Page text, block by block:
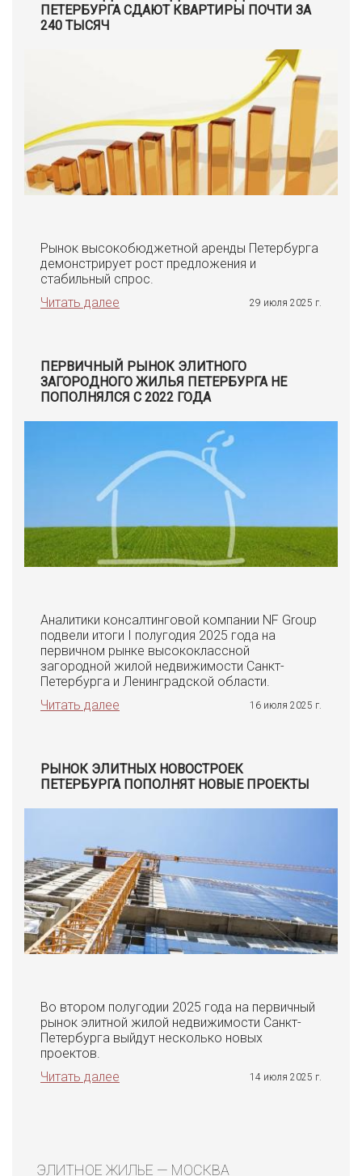
ПЕТЕРБУРГА СДАЮТ КВАРТИРЫ ПОЧТИ ЗА
240 ТЫСЯЧ
Рынок высокобюджетной аренды Петербурга
демонстрирует рост предложения и
стабильный спрос.
Читать далее
29 июля 2025 г.
ПЕРВИЧНЫЙ РЫНОК ЭЛИТНОГО
ЗАГОРОДНОГО ЖИЛЬЯ ПЕТЕРБУРГА НЕ
ПОПОЛНЯЛСЯ С 2022 ГОДА
Аналитики консалтинговой компании NF Group
подвели итоги I полугодия 2025 года на
первичном рынке высококлассной
загородной жилой недвижимости Санкт-
Петербурга и Ленинградской области.
Читать далее
16 июля 2025 г.
РЫНОК ЭЛИТНЫХ НОВОСТРОЕК
ПЕТЕРБУРГА ПОПОЛНЯТ НОВЫЕ ПРОЕКТЫ
Во втором полугодии 2025 года на первичный
рынок элитной жилой недвижимости Санкт-
Петербурга выйдут несколько новых
проектов.
Читать далее
14 июля 2025 г.
ЭЛИТНОЕ ЖИЛЬЕ — МОСКВА